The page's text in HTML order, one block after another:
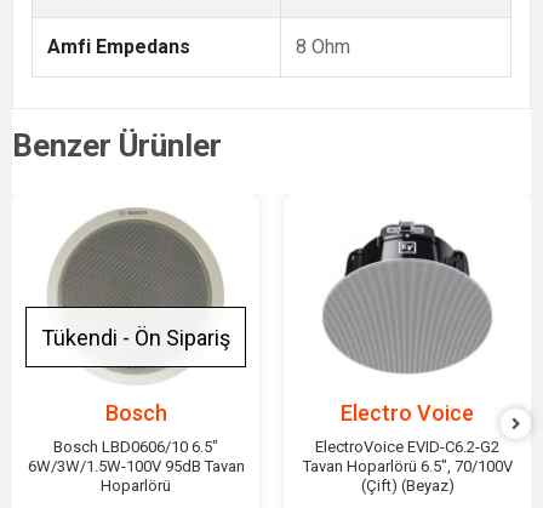
Amfi Empedans 8 Ohm
Benzer Ürünler
Tükendi - Ön Sipariş
Bosch
Bosch LBD0606/10 6.5"
6W/3W/1.5W-100V 95dB Tavan
Hoparlörü
Electro Voice
ElectroVoice EVID-C6.2-G2
Tavan Hoparlörü 6.5", 70/100V
(Çift) (Beyaz)